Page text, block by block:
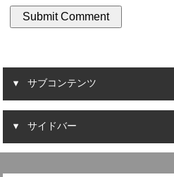
サブコンテンツ
サイドバー